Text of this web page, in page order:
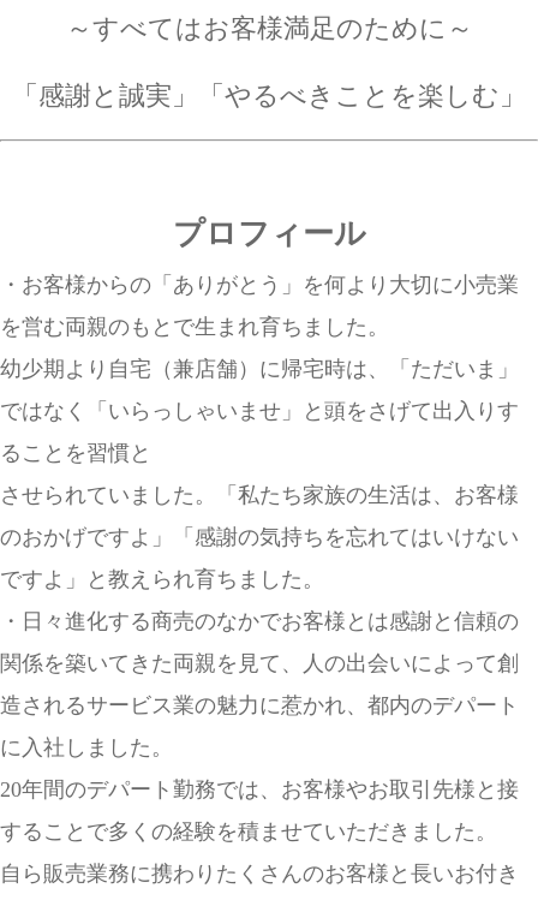
～すべてはお客様満足のために～
「感謝と誠実」「やるべきことを楽しむ」
プロフィール
・お客様からの「ありがとう」を何より大切に小売業
を営む両親のもとで生まれ育ちました。
幼少期より自宅（兼店舗）に帰宅時は、「ただいま」
ではなく「いらっしゃいませ」と頭をさげて出入りす
ることを習慣と
させられていました。「私たち家族の生活は、お客様
のおかげですよ」「感謝の気持ちを忘れてはいけない
ですよ」と教え られ育ちました。
・日々進化する商売のなかでお客様とは感謝と信頼の
関係を築いてきた両親を見て、人の出会いによって創
造されるサービス業の魅力に惹かれ、都内のデパート
に入社しました。
20年間のデパート勤務では、お客様やお取引先様と接
することで多くの経験を積ませていただきました。
自ら販売業務に携わりたくさんのお客様と長いお付き